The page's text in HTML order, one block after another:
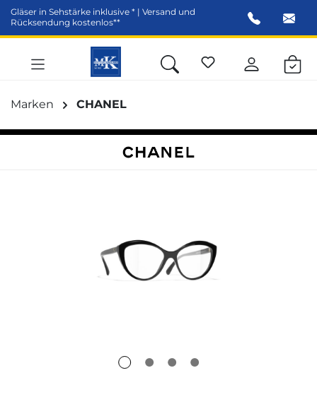
springen
Gläser in Sehstärke inklusive * | Versand und
Rücksendung kostenlos**
Marken CHANEL